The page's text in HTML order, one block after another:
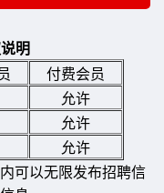
明
付费会员
允许
允许
允许
可以无限发布招聘信